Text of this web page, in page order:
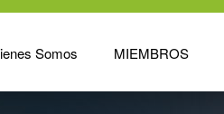
Somos MIEMBROS